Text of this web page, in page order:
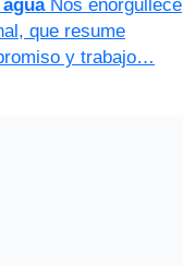
Nos enorgullece
que resume
y trabajo…